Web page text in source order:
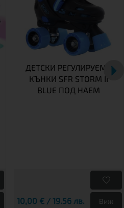
ДЕТСКИ РЕГУЛИРУЕМИ
КЪНКИ SFR STORM II
BLUE ПОД НАЕМ
10,00 € / 19.56 лв. Виж